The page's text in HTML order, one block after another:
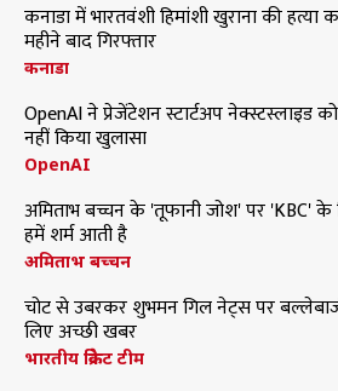
कनाडा में भारतवंशी हिमांशी खुराना की हत्या
महीने बाद गिरफ्तार
कनाडा
OpenAI ने प्रेजेंटेशन स्टार्टअप नेक्स्टस्लाइड
नहीं किया खुलासा
OpenAI
अमिताभ बच्चन के 'तूफानी जोश' पर 'KBC'
हमें शर्म आती है
अमिताभ बच्चन
चोट से उबरकर शुभमन गिल नेट्स पर
लिए अच्छी खबर
भारतीय क्रिकेट टीम